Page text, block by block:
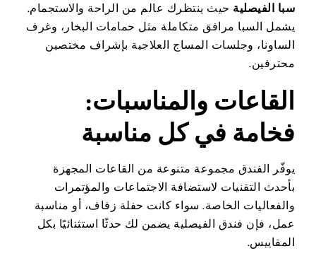
سبا الفيصلية حيث ينتظرك عالم من الراحة والاستجمام.
يشمل السبا مرافق متكاملة مثل حمامات البخار، وغرف
الساونا، وجلسات المساج العلاجية بإشراف مختصين
محترفين.
القاعات والمناسبات:
فخامة في كل مناسبة
يوفّر الفندق مجموعة متنوعة من القاعات المجهزة
بأحدث التقنيات لاستضافة الاجتماعات والمؤتمرات
والفعاليات الخاصة. سواء كانت حفلة زفاف، أو مناسبة
عمل، فإن فندق الفيصلية يضمن لك حدثًا استثنائيًا بكل
المقاييس.